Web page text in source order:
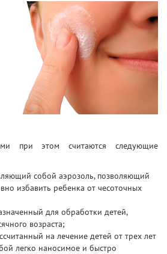
при этом считаются следующие
собой аэрозоль, позволяющий
избавить ребенка от чесоточных
для обработки детей,
возраста;
на лечение детей от трех лет
легко наносимое и быстро